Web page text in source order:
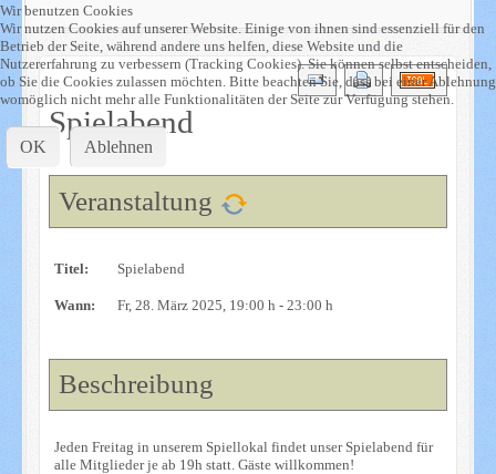
Spielabend
Veranstaltung
Titel: Spielabend
Wann: Fr, 28. März 2025, 19:00 h - 23:00 h
Beschreibung
Jeden Freitag in unserem Spiellokal findet unser Spielabend für
alle Mitglieder je ab 19h statt. Gäste willkommen!
Wir benutzen Cookies
Wir nutzen Cookies auf unserer Website. Einige von ihnen sind essenziell für den
Betrieb der Seite, während andere uns helfen, diese Website und die
Nutzererfahrung zu verbessern (Tracking Cookies). Sie können selbst entscheiden,
ob Sie die Cookies zulassen möchten. Bitte beachten Sie, dass bei einer Ablehnung
womöglich nicht mehr alle Funktionalitäten der Seite zur Verfügung stehen.
OK Ablehnen